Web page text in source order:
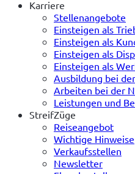
Karriere
Stellenangebote
Einsteigen als
Einsteigen als
Einsteigen als
Einsteigen als
Ausbildung bei
Arbeiten bei der
Leistungen und
StreifZüge
Reiseangebot
Wichtige Hinweise
Verkaufsstellen
Newsletter